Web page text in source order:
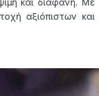
αξιόπιστων και